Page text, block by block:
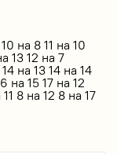
10 на 8 11 на 10
13 12 на 7
14 на 13 14 на 14
на 15 17 на 12
8 на 12 8 на 17